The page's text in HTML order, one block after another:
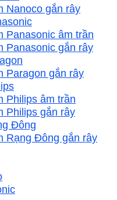
Nanoco gắn rây
Panasonic âm trần
Panasonic gắn rây
Paragon gắn rây
Philips âm trần
Philips gắn rây
Đông
Rạng Đông gắn rây